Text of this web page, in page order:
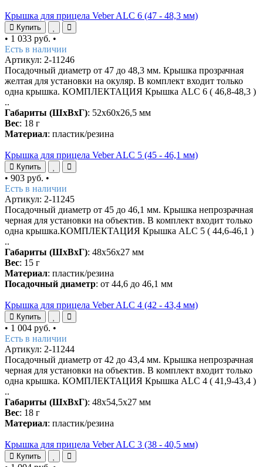
Крышка для прицела Veber ALC 6 (47 - 48,3 мм)
Купить
• 1 033 руб. •
Есть в наличии
Артикул: 2-11246
Посадочный диаметр от 47 до 48,3 мм. Крышка прозрачная
желтая для установки на окуляр. В комплект входит только
одна крышка. КОМПЛЕКТАЦИЯ Крышка ALC 6 ( 46,8-48,3 )
..
Габариты (ШхВхГ): 52х60х26,5 мм
Вес: 18 г
Материал: пластик/резина
Крышка для прицела Veber ALC 5 (45 - 46,1 мм)
Купить
• 903 руб. •
Есть в наличии
Артикул: 2-11245
Посадочный диаметр от 45 до 46,1 мм. Крышка непрозрачная
черная для установки на объектив. В комплект входит только
одна крышка.КОМПЛЕКТАЦИЯ Крышка ALC 5 ( 44,6-46,1 )
..
Габариты (ШхВхГ): 48х56х27 мм
Вес: 15 г
Материал: пластик/резина
Посадочный диаметр: от 44,6 до 46,1 мм
Крышка для прицела Veber ALC 4 (42 - 43,4 мм)
Купить
• 1 004 руб. •
Есть в наличии
Артикул: 2-11244
Посадочный диаметр от 42 до 43,4 мм. Крышка непрозрачная
черная для установки на объектив. В комплект входит только
одна крышка. КОМПЛЕКТАЦИЯ Крышка ALC 4 ( 41,9-43,4 )
..
Габариты (ШхВхГ): 48х54,5х27 мм
Вес: 18 г
Материал: пластик/резина
Крышка для прицела Veber ALC 3 (38 - 40,5 мм)
Купить